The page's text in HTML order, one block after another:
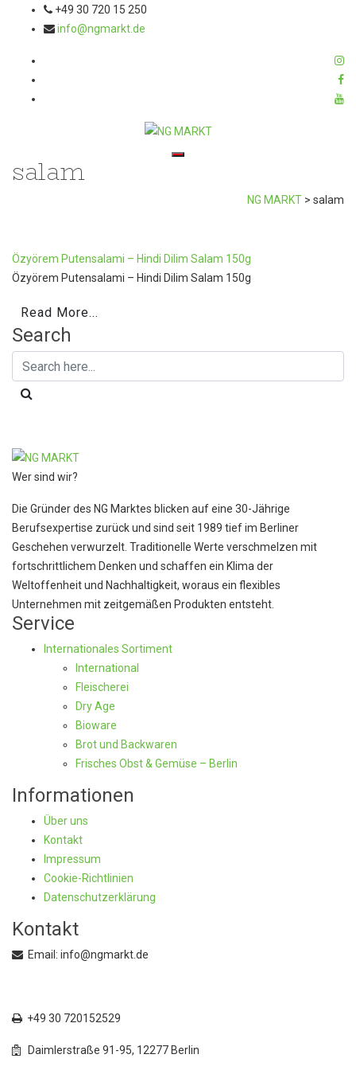
+49 30 720 15 250
info@ngmarkt.de
salam
NG MARKT > salam
Özyörem Putensalami – Hindi Dilim Salam 150g
Özyörem Putensalami – Hindi Dilim Salam 150g
Read More...
Search
Wer sind wir?
Die Gründer des NG Marktes blicken auf eine 30-Jährige
Berufsexpertise zurück und sind seit 1989 tief im Berliner
Geschehen verwurzelt. Traditionelle Werte verschmelzen mit
fortschrittlichem Denken und schaffen ein Klima der
Weltoffenheit und Nachhaltigkeit, woraus ein flexibles
Unternehmen mit zeitgemäßen Produkten entsteht.
Service
Internationales Sortiment
International
Fleischerei
Dry Age
Bioware
Brot und Backwaren
Frisches Obst & Gemüse – Berlin
Informationen
Über uns
Kontakt
Impressum
Cookie-Richtlinien
Datenschutzerklärung
Kontakt
Email: info@ngmarkt.de
+49 30 720152529
Daimlerstraße 91-95, 12277 Berlin